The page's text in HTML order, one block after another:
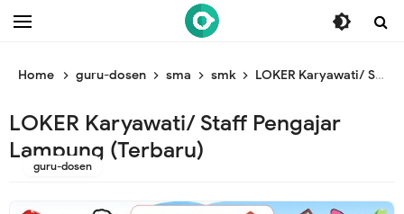
/* ganti br end */
Home guru-dosen sma smk LOKER Karyawati/ Staff Pengajar Lampung (Terbaru)
LOKER Karyawati/ Staff Pengajar
Lampung (Terbaru)
guru-dosen